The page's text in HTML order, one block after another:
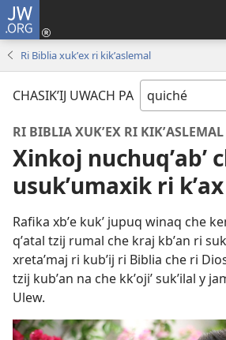
JW.ORG
Ri Biblia xukʼex ri kikʼaslemal
CHASIKʼIJ UWACH PA
RI BIBLIA XUKʼEX RI KIKʼASLEMAL
Xinkoj nuchuqʼabʼ
usukʼumaxik ri kʼax
Rafika xbʼe kukʼ jupuq winaq che
qʼatal tzij rumal che kraj kbʼan ri
xretaʼmaj ri kubʼij ri Biblia che ri
tzij kubʼan na che kkʼojiʼ sukʼilal y
Ulew.